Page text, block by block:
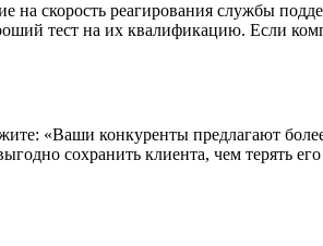
на скорость реагирования службы
тест на их квалификацию. Если
«Ваши конкуренты предлагают
сохранить клиента, чем терять